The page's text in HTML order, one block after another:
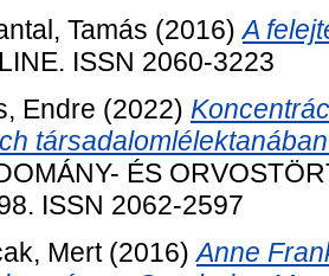
Tamás (2016)A
ISSN 2060-3223
Endre (2022)
ÉS
ISSN 2062-2597
Mert(2016)Anne